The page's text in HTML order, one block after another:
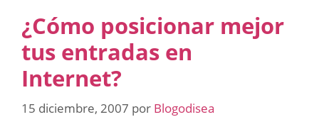
¿Cómo posicionar mejor
tus entradas en
Internet?
15 diciembre, 2007 por Blogodisea